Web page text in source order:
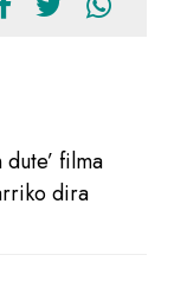
filma
dira